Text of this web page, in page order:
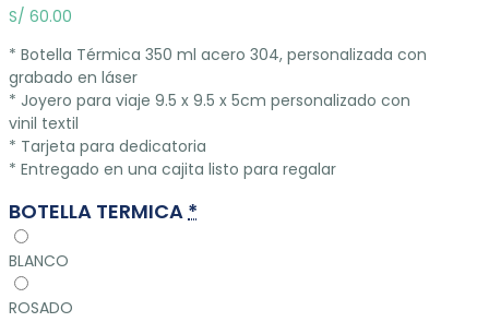
S/ 60.00
* Botella Térmica 350 ml acero 304, personalizada con
grabado en láser
* Joyero para viaje 9.5 x 9.5 x 5cm personalizado con
vinil textil
* Tarjeta para dedicatoria
* Entregado en una cajita listo para regalar
BOTELLA TERMICA*
BLANCO
ROSADO